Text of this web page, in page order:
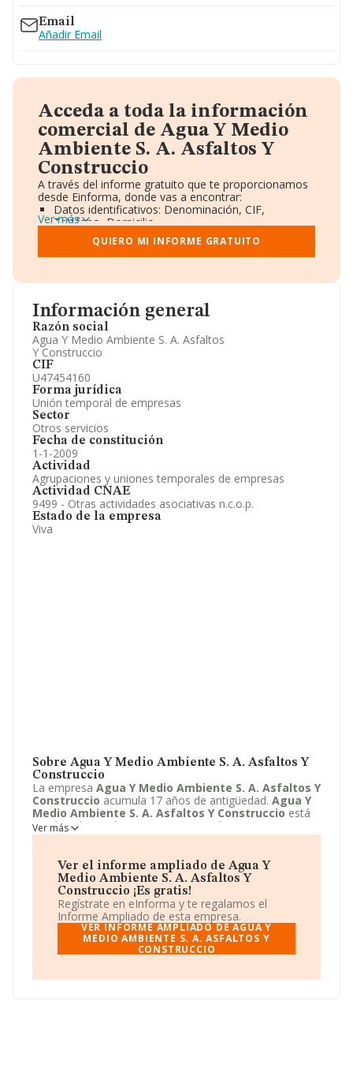
Información general
Razón social
Agua Y Medio Ambiente S. A. Asfaltos
Y Construccio
CIF
U47454160
Forma jurídica
Unión temporal de empresas
Sector
Otros servicios
Fecha de constitución
1-1-2009
Actividad
Agrupaciones y uniones temporales de empresas
Actividad CNAE
9499 - Otras actividades asociativas n.c.o.p.
Estado de la empresa
Viva
Sobre Agua Y Medio Ambiente S. A. Asfaltos Y
Construccio
La empresa Agua Y Medio Ambiente S. A. Asfaltos Y
Construccio acumula 17 años de antigüedad. Agua Y
Medio Ambiente S. A. Asfaltos Y Construccio está
emplazada en Plaza Marcos Fernandez, 4 - OF 10,
Valladolid, Valladolid. Centra su actividad CNAE como
Agua Y Medio Ambiente S. A. Asfaltos Y
Construccio es Unión temporal de empresas.
Ver más
Ver el informe ampliado de Agua Y
Medio Ambiente S. A. Asfaltos Y
Construccio ¡Es gratis!
Regístrate en eInforma y te regalamos el
Informe Ampliado de esta empresa.
VER INFORME AMPLIADO DE AGUA Y
MEDIO AMBIENTE S. A. ASFALTOS Y
CONSTRUCCIO
Email
Añadir Email
Acceda a toda la información
comercial de Agua Y Medio
Ambiente S. A. Asfaltos Y
Construccio
A través del informe gratuito que te proporcionamos
desde Einforma, donde vas a encontrar:
Datos identificativos: Denominación, CIF,
Teléfono, Domicilio.
Informe Mercantil Completo (BORME).
Gráficos de Evolución Ventas y Empleados.
Consejo de Administración y Administradores.
Accionistas.
Artículos de prensa publicados sobre la empresa.
Información oficial y registral complementaria.
Ver más
QUIERO MI INFORME GRATUITO